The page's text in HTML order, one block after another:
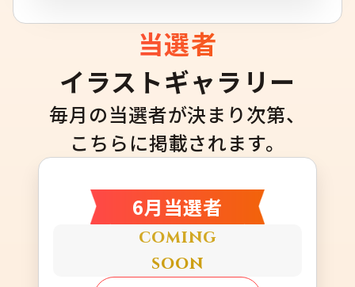
当選者
イラストギャラリー
毎月の当選者が決まり次第、
こちらに掲載されます。
6月当選者
coming
soon